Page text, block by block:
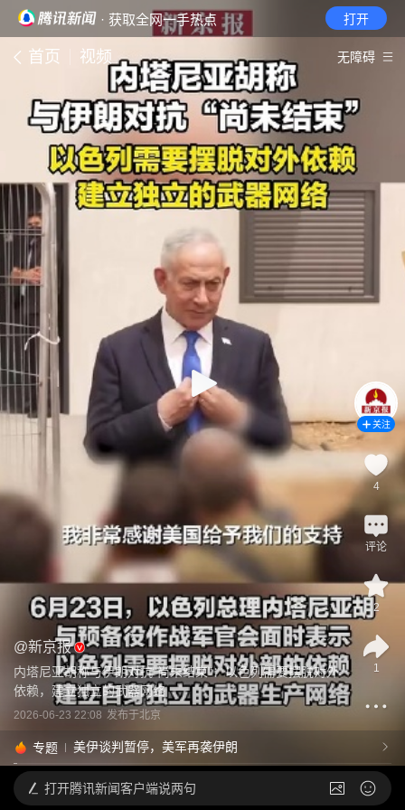
· 获取全网一手热点 打开
首页 视频 无障碍
@新京报
内塔尼亚胡称与伊朗对抗“尚未结束”：以色列需要摆脱对外
依赖，建立独立的武器网络
2026-06-23 22:08 发布于北京
专题 美伊谈判暂停，美军再袭伊朗
关注
4
评论
2
1
打开腾讯新闻客户端说两句